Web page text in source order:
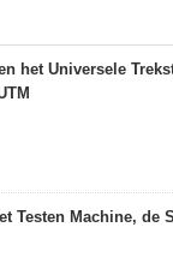
het Universele
Testen Machine, de